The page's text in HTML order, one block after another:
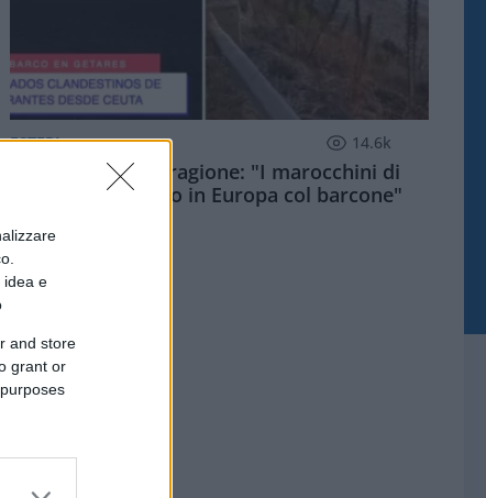
idea e
and store
grant or
ESTERI 14.6k
Meloni aveva ragione: "I marocchini di
Ceuta sbarcano in Europa col barcone"